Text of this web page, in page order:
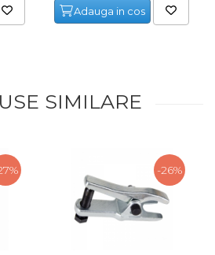
Adauga in cos
SIMILARE
-26%